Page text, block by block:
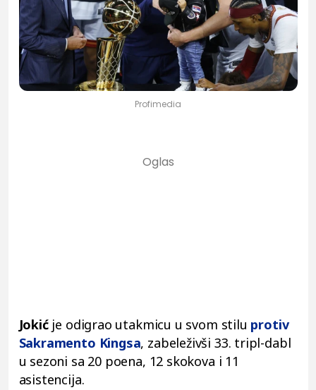
Profimedia
Jokić je odigrao utakmicu u svom stilu protiv
Sakramento Kingsa, zabeleživši 33. tripl-dabl
u sezoni sa 20 poena, 12 skokova i 11
asistencija.